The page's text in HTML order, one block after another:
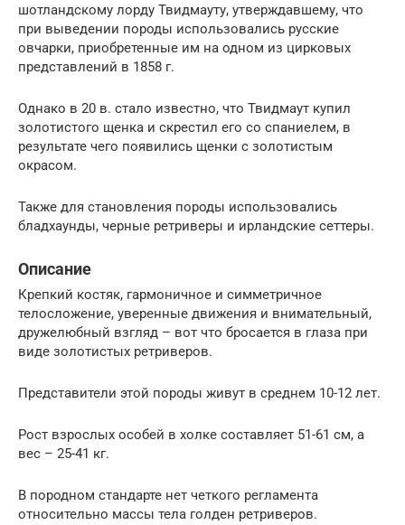
шотландскому лорду Твидмауту, утверждавшему, что
при выведении породы использовались русские
овчарки, приобретенные им на одном из цирковых
представлений в 1858 г.
Однако в 20 в. стало известно, что Твидмаут купил
золотистого щенка и скрестил его со спаниелем, в
результате чего появились щенки с золотистым
окрасом.
Также для становления породы использовались
бладхаунды, черные ретриверы и ирландские сеттеры.
Описание
Крепкий костяк, гармоничное и симметричное
телосложение, уверенные движения и внимательный,
дружелюбный взгляд – вот что бросается в глаза при
виде золотистых ретриверов.
Представители этой породы живут в среднем 10-12 лет.
Рост взрослых особей в холке составляет 51-61 см, а
вес – 25-41 кг.
В породном стандарте нет четкого регламента
относительно массы тела голден ретриверов.